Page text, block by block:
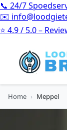
📞 24/7
✉️
⭐ 4.9 / 5.0 –
Home › Meppel